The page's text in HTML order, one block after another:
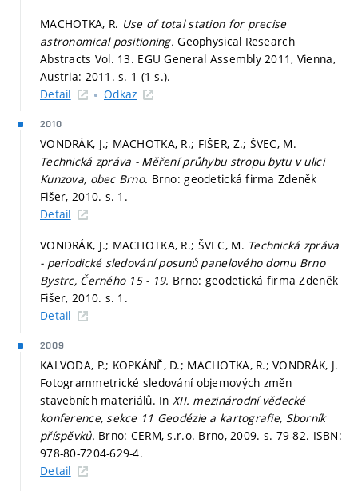
MACHOTKA, R. Use of total station for precise
astronomical positioning.Geophysical Research
Abstracts Vol. 13. EGU General Assembly 2011, Vienna,
Austria: 2011.s. 1 (1 s.).
Detail
Odkaz
2010
VONDRÁK, J.; MACHOTKA, R.; FIŠER, Z.; ŠVEC, M.
Technická zpráva - Měření průhybu stropu bytu v ulici
Kunzova, obec Brno. Brno: geodetická firma Zdeněk
Fišer, 2010. s. 1.
Detail
VONDRÁK, J.; MACHOTKA, R.; ŠVEC, M. Technická zpráva
- periodické sledování posunů panelového domu Brno
Bystrc, Černého 15 - 19. Brno: geodetická firma Zdeněk
Fišer, 2010. s. 1.
Detail
2009
KALVODA, P.; KOPKÁNĚ, D.; MACHOTKA, R.; VONDRÁK, J.
Fotogrammetrické sledování objemových změn
stavebních materiálů. In XII. mezinárodní vědecké
konference, sekce 11 Geodézie a kartografie, Sborník
příspěvků. Brno: CERM, s.r.o. Brno, 2009. s. 79-82. ISBN:
978-80-7204-629-4.
Detail